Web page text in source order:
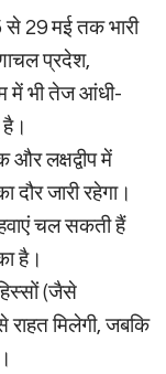
29 मई तक भारी
प्रदेश,
में भी तेज आंधी-
है।
लक्षद्वीप में
जारी रहेगा।
चल सकती हैं
है।
(जैसे
राहत मिलेगी, जबकि